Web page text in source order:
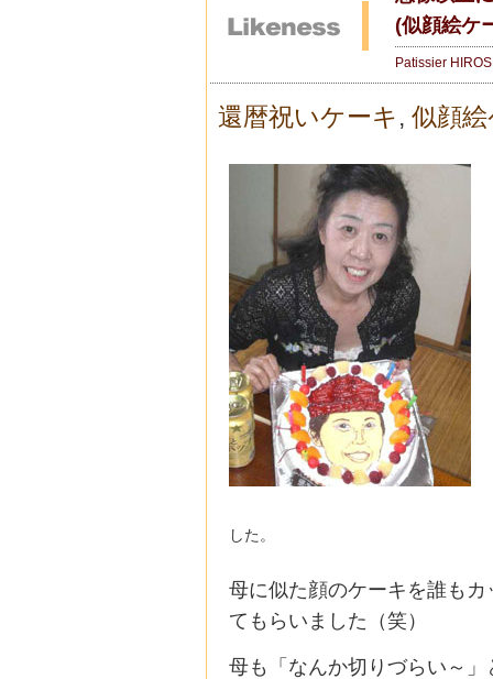
(似顔絵ケ
Patissier
還暦祝いケーキ , 似顔
した。
母に似た顔のケーキを誰も
てもらいました（笑）
母も「なんか切りづらい～